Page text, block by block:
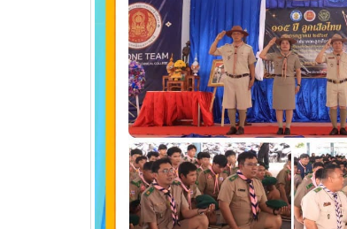
บริษัท แบ็กส์บริการภาคพื้น
จำกัดร่วมมือทางวิชาการ
เพื่อพัฒนาศักยภาพผู้เรียนสู่ภาคอุสา
หกรรมการบิน
วท.อุบลฯ นำนักเรียน
นักศึกษา เข้ารับการทดสอบ
เพื่อจัดทำใบขับขี่รถ
จักรยานยนต์ ภายใต้โครงการเทคนิค
อุบล คนรุ่นใหม่ มีใบขับขี่